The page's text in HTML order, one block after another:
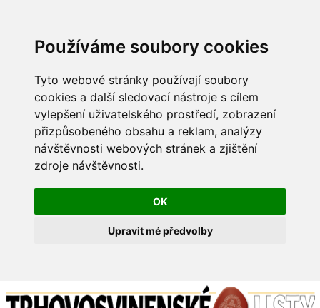
Používáme soubory cookies
Tyto webové stránky používají soubory
cookies a další sledovací nástroje s cílem
vylepšení uživatelského prostředí, zobrazení
přizpůsobeného obsahu a reklam, analýzy
návštěvnosti webových stránek a zjištění
zdroje návštěvnosti.
OK
Upravit mé předvolby